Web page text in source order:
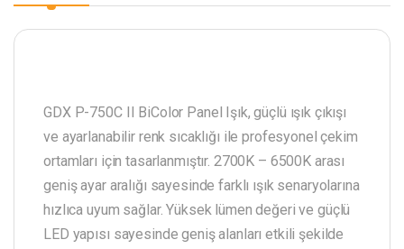
GDX P-750C II BiColor Panel Işık, güçlü ışık çıkışı
ve ayarlanabilir renk sıcaklığı ile profesyonel çekim
ortamları için tasarlanmıştır. 2700K – 6500K arası
geniş ayar aralığı sayesinde farklı ışık senaryolarına
hızlıca uyum sağlar. Yüksek lümen değeri ve güçlü
LED yapısı sayesinde geniş alanları etkili şekilde